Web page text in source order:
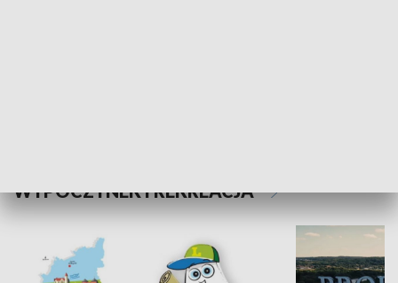
WYPOCZYNEK I REKREACJA